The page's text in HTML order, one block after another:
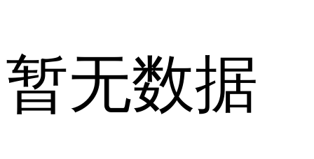
点
暂无数据